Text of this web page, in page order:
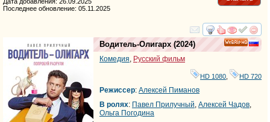
Последнее обновление: 05.11.2025
смотреть
HD
Водитель-Олигарх (2024)
Комедия, Русский фильм
HD 1080 HD 720
Режиссер: Алексей Пиманов
В ролях: Павел Прилучный, Алексей Чадов,
Ольга Погодина